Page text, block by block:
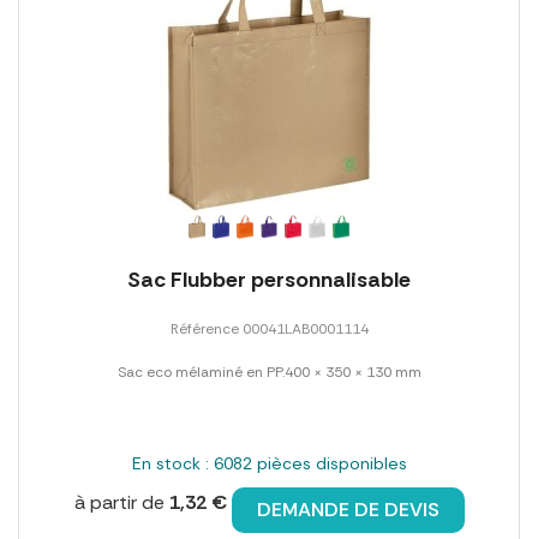
Sac Flubber personnalisable
Référence 00041LAB0001114
Sac eco mélaminé en PP.400 × 350 × 130 mm
En stock : 6082 pièces disponibles
à partir de 1,32 € DEMANDE DE DEVIS